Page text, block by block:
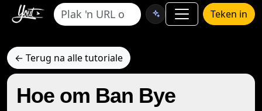
Teken in
← Terug na alle tutoriale
Hoe om Ban Bye